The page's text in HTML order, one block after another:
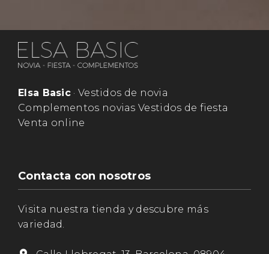
Elsa Basic · Vestidos de novia
Complementos novias Vestidos de fiesta
Venta online
Contacta con nosotros
Visita nuestra tienda y descubre más
variedad.